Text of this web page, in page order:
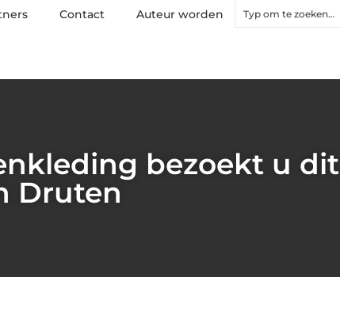
Contact Auteur worden
bezoekt u dit
Druten